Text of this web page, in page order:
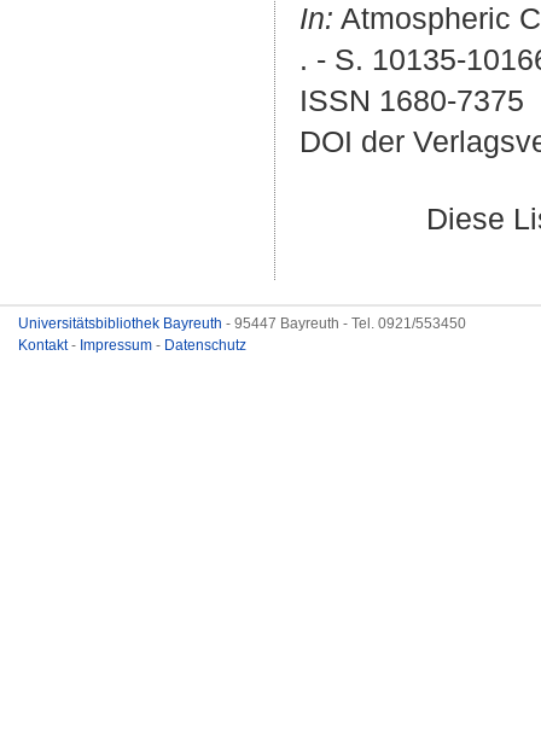
In: Atmospheric
. - S. 10135-
ISSN 1680-7375
DOI der
Diese
Universitätsbibliothek Bayreuth - 95447 Bayreuth - Tel. 0921/553450
Kontakt- Impressum - Datenschutz